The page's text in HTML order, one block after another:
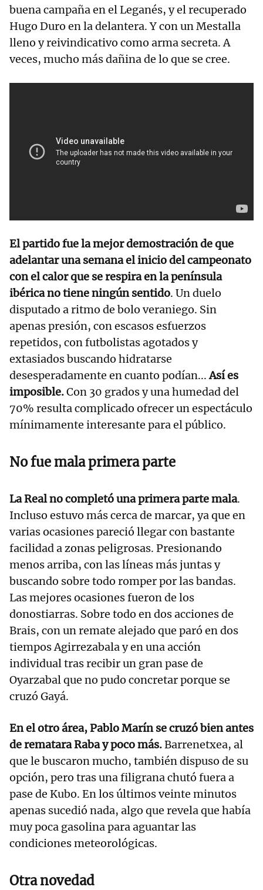
buena campaña en el Leganés, y el recuperado
Hugo Duro en la delantera. Y con un Mestalla
lleno y reivindicativo como arma secreta. A
veces, mucho más dañina de lo que se cree.
El partido fue la mejor demostración de que
adelantar una semana el inicio del campeonato
con el calor que se respira en la península
ibérica no tiene ningún sentido. Un duelo
disputado a ritmo de bolo veraniego. Sin
apenas presión, con escasos esfuerzos
repetidos, con futbolistas agotados y
extasiados buscando hidratarse
desesperadamente en cuanto podían...Así es
imposible.Con 30 grados y una humedad del
70% resulta complicado ofrecer un espectáculo
mínimamente interesante para el público.
No fue mala primera parte
La Real no completó una primera parte mala.
Incluso estuvo más cerca de marcar, ya que en
varias ocasiones pareció llegar con bastante
facilidad a zonas peligrosas. Presionando
menos arriba, con las líneas más juntas y
buscando sobre todo romper por las bandas.
Las mejores ocasiones fueron de los
donostiarras. Sobre todo en dos acciones de
Brais, con un remate alejado que paró en dos
tiempos Agirrezabala y en una acción
individual tras recibir un gran pase de
Oyarzabal que no pudo concretar porque se
cruzó Gayá.
En el otro área, Pablo Marín se cruzó bien antes
de rematara Raba y poco más.Barrenetxea, al
que le buscaron mucho, también dispuso de su
opción, pero tras una filigrana chutó fuera a
pase de Kubo. En los últimos veinte minutos
apenas sucedió nada, algo que revela que había
muy poca gasolina para aguantar las
condiciones meteorológicas.
Otra novedad